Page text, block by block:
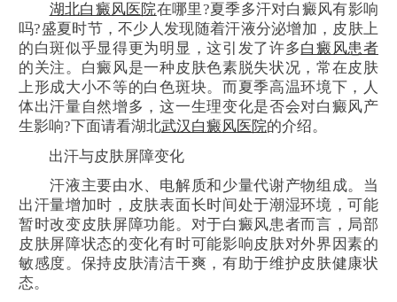
湖北白癜风医院在哪里?夏季多汗对白癜风有影响
吗?盛夏时节，不少人发现随着汗液分泌增加，皮肤上
的白斑似乎显得更为明显，这引发了许多白癜风患者
的关注。白癜风是一种皮肤色素脱失状况，常在皮肤
上形成大小不等的白色斑块。而夏季高温环境下，人
体出汗量自然增多，这一生理变化是否会对白癜风产
生影响?下面请看湖北武汉白癜风医院的介绍。
出汗与皮肤屏障变化
汗液主要由水、电解质和少量代谢产物组成。当
出汗量增加时，皮肤表面长时间处于潮湿环境，可能
暂时改变皮肤屏障功能。对于白癜风患者而言，局部
皮肤屏障状态的变化有时可能影响皮肤对外界因素的
敏感度。保持皮肤清洁干爽，有助于维护皮肤健康状
态。